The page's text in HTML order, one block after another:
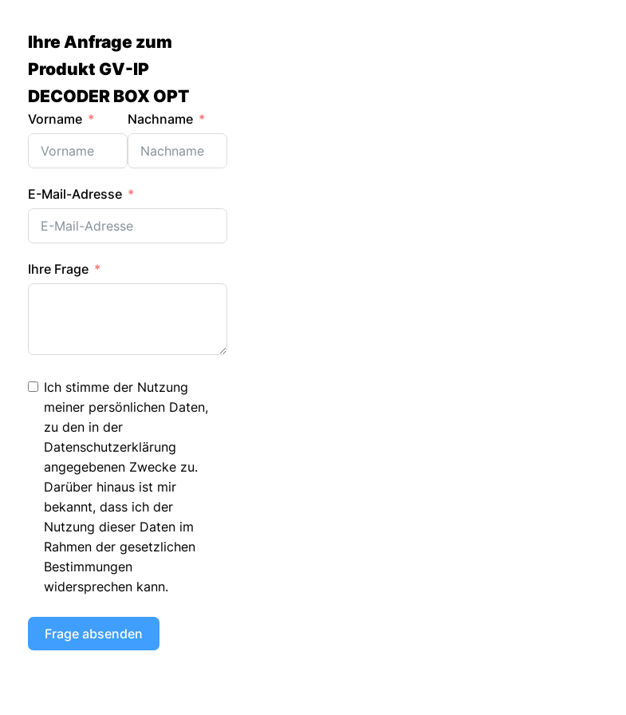
springenIhre Anfrage zum
Produkt GV-IP
DECODER BOX OPT
Vorname Nachname
E-Mail-Adresse
Ihre Frage
Ich stimme der Nutzung
meiner persönlichen Daten,
zu den in der
Datenschutzerklärung
angegebenen Zwecke zu.
Darüber hinaus ist mir
bekannt, dass ich der
Nutzung dieser Daten im
Rahmen der gesetzlichen
Bestimmungen
widersprechen kann.
Frage absenden